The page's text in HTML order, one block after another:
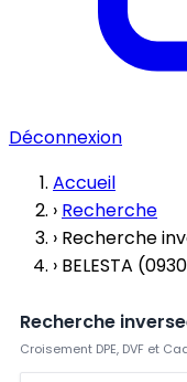
Déconnexion
Accueil
› Recherche
› Recherche
› BELESTA
Recherche
Croisement DPE, DVF et